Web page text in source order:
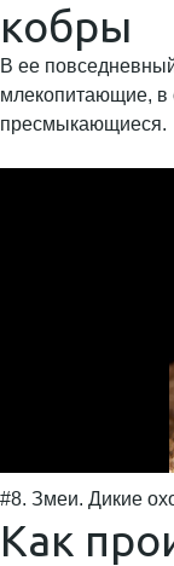
кобры
В ее
млекопитающие,
пресмыкающиеся.
#8. Змеи. Дикие
Как